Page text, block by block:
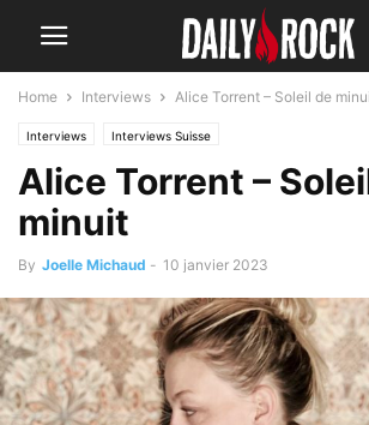
Home Interviews Alice Torrent – Soleil de
Interviews Interviews Suisse
Alice Torrent –
minuit
By Joelle Michaud - 10 janvier 2023